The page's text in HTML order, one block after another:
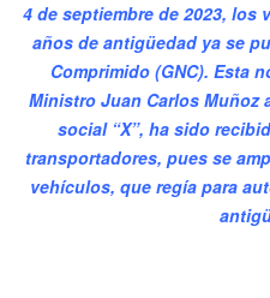
4 de septiembre de 2023, los
años de antigüedad ya se
Comprimido (GNC). Esta
Ministro Juan Carlos Muñoz
social “X”, ha sido
transportadores, pues se
vehículos, que regía para